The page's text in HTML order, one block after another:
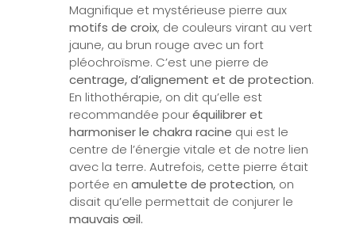
Magnifique et mystérieuse pierre aux
motifs de croix, de couleurs virant au vert
jaune, au brun rouge avec un fort
pléochroïsme. C’est une pierre de
centrage, d’alignement et de protection.
En lithothérapie, on dit qu’elle est
recommandée pouréquilibrer et
harmoniser le chakra racine qui est le
centre de l’énergie vitale et de notre lien
avec la terre. Autrefois, cette pierre était
portée en amulette de protection, on
disait qu’elle permettait de conjurer le
mauvais œil.